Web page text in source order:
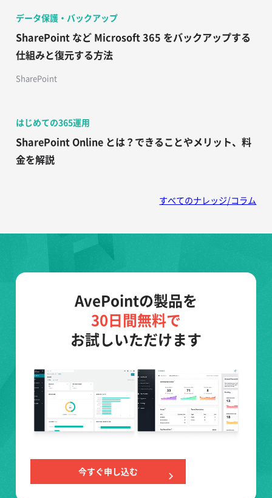
データ保護・バックアップ
SharePoint など Microsoft 365 をバックアップする
仕組みと復元する方法
SharePoint
はじめての365運用
SharePoint Online とは？できることやメリット、料
金を解説
すべてのナレッジ/コラム
AvePointの製品を
30日間無料で
お試しいただけます
今すぐ申し込む